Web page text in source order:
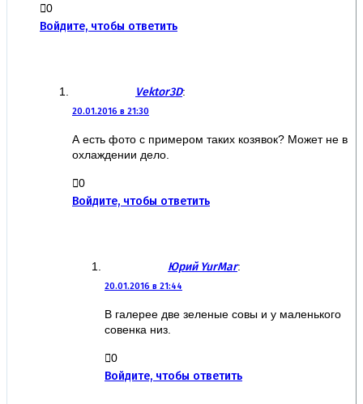
0
Войдите, чтобы ответить
Vektor3D:
20.01.2016 в 21:30
А есть фото с примером таких козявок? Может не в
охлаждении дело.
0
Войдите, чтобы ответить
Юрий YurMar:
20.01.2016 в 21:44
В галерее две зеленые совы и у маленького
совенка низ.
0
Войдите, чтобы ответить